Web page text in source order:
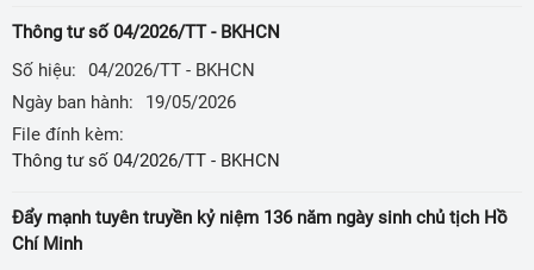
Thông tư số 04/2026/TT - BKHCN
Số hiệu:
04/2026/TT - BKHCN
Ngày ban hành:
19/05/2026
File đính kèm:
Thông tư số 04/2026/TT - BKHCN
Đẩy mạnh tuyên truyền kỷ niệm 136 năm ngày sinh chủ tịch Hồ
Chí Minh